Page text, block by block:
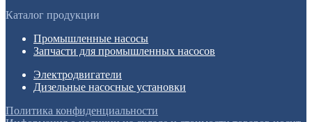
Каталог продукции
Промышленные насосы
Запчасти для промышленных насосов
Электродвигатели
Дизельные насосные установки
Политика конфиденциальности